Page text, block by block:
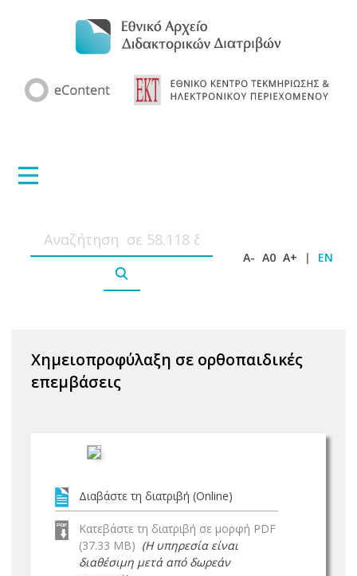
A- A0 A+ | EN
Χημειοπροφύλαξη σε ορθοπαιδικές
επεμβάσεις
Διαβάστε τη διατριβή (Online)
Κατεβάστε τη διατριβή σε μορφή PDF
(37.33 MB) (Η υπηρεσία είναι
διαθέσιμη μετά από δωρεάν